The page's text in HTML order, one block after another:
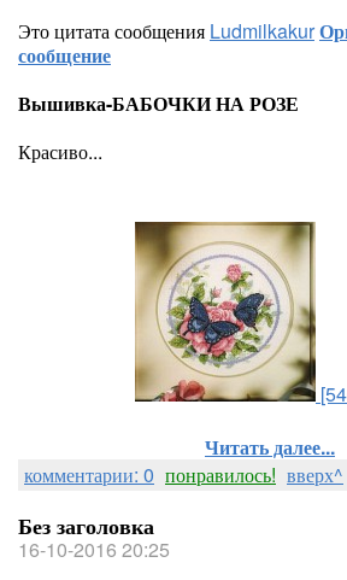
Это цитата сообщения Ludmilkakur
сообщение
Вышивка-БАБОЧКИ НА РОЗЕ
Красиво...
Читать далее...
комментарии: 0 понравилось! вверх^
Без заголовка
16-10-2016 20:25